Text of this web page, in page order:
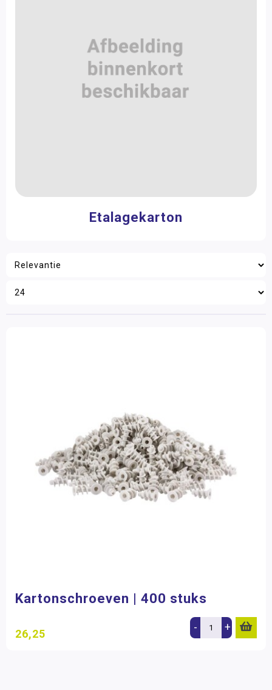
Lijm & toebehoren
Stempels & stempelkussens
Gereedschap en ijzerwaren
Etalagekarton
Kartonschroeven | 400 stuks
26,25 - +